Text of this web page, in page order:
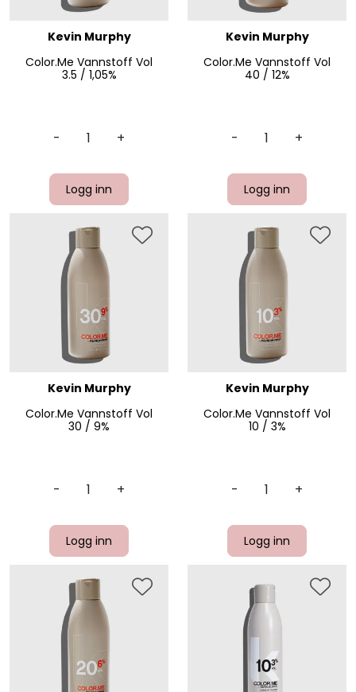
Kevin Murphy
Color.Me Vannstoff Vol
3.5 / 1,05%
- +
Logg inn
Kevin Murphy
Color.Me Vannstoff Vol
40 / 12%
- +
Logg inn
Kevin Murphy
Color.Me Vannstoff Vol
30 / 9%
- +
Logg inn
Kevin Murphy
Color.Me Vannstoff Vol
10 / 3%
- +
Logg inn